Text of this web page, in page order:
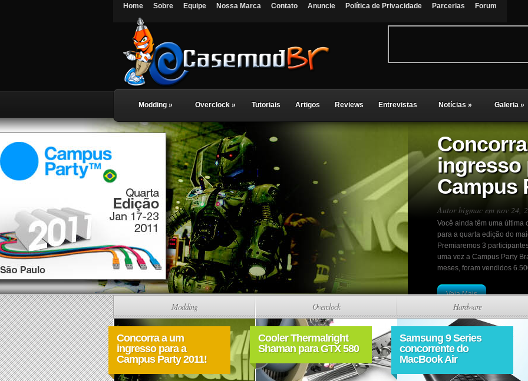
Home Sobre Equipe Nossa Marca Contato Anuncie Política de Privacidade Parcerias Forum
Modding » Overclock » Tutoriais Artigos Reviews Entrevistas Notícias » Galeria »
ingresso
Campus
Autorbigmac em nov 24,
Você ainda têm uma última
para a quarta edição do
Premiaremos 3
uma vez a Campus Party
meses, foram vendidos
Veja Mais
Modding
Concorra a um
ingresso para a
Campus Party 2011!
Overclock
Cooler Thermalright
Shaman para GTX 580
Hardware
Samsung 9 Series
concorrente do
MacBook Air